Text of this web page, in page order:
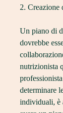
2. Creazione
Un piano di
dovrebbe
nutrizionista
determinare
individuali, è